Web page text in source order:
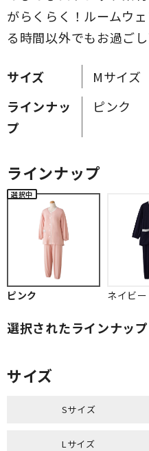
がらくらく！ルームウ
る時間以外でもお過ごし
サイズ
Mサイズ
ラインナッ
プ
ピンク
ラインナップ
ピンク ネイビー
選択されたラインナッ
サイズ
Sサイズ
Lサイズ